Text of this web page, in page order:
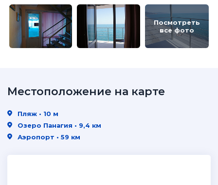
Посмотреть
все фото
Местоположение на карте
Пляж • 10 м
Озеро Панагия • 9,4 км
Аэропорт • 59 км